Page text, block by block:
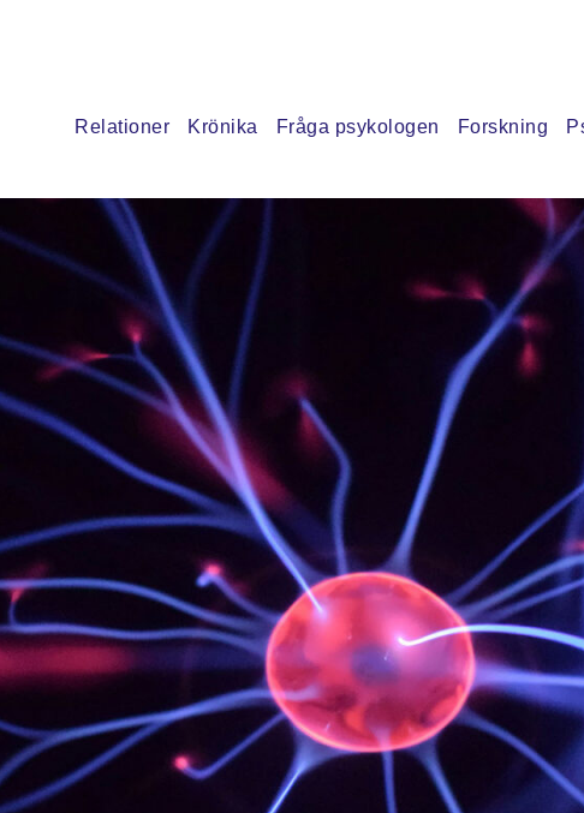
Relationer Krönika Fråga psykologen Forskning
jag lärt mig
experiment
för steg